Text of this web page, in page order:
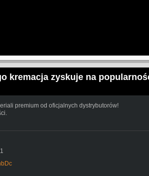
kremacja zyskuje na
premium od oficjalnych dystrybutorów!